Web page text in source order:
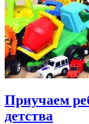
Приучаем
детства